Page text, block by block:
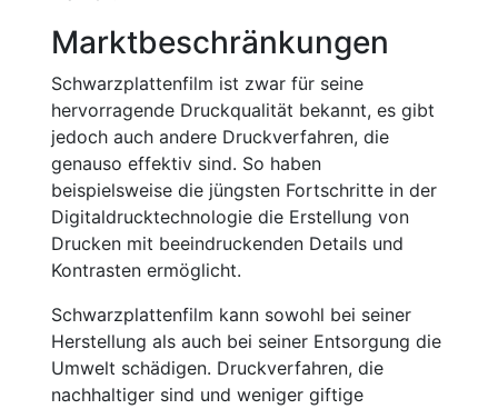
Marktbeschränkungen
Schwarzplattenfilm ist zwar für seine
hervorragende Druckqualität bekannt, es gibt
jedoch auch andere Druckverfahren, die
genauso effektiv sind. So haben
beispielsweise die jüngsten Fortschritte in der
Digitaldrucktechnologie die Erstellung von
Drucken mit beeindruckenden Details und
Kontrasten ermöglicht.
Schwarzplattenfilm kann sowohl bei seiner
Herstellung als auch bei seiner Entsorgung die
Umwelt schädigen. Druckverfahren, die
nachhaltiger sind und weniger giftige